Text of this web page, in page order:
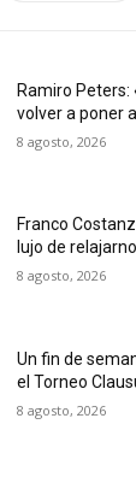
Ramiro
volver a poner
8 agosto, 2026
Franco
lujo de
8 agosto, 2026
Un fin de
el Torneo
8 agosto, 2026